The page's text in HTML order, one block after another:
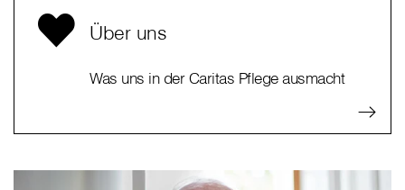
Über uns
Was uns in der Caritas Pflege ausmacht